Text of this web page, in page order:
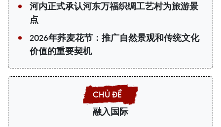
河内正式承认河东万福织绸工艺村为旅游景
点
2026年荞麦花节：推广自然景观和传统文化
价值的重要契机
融入国际